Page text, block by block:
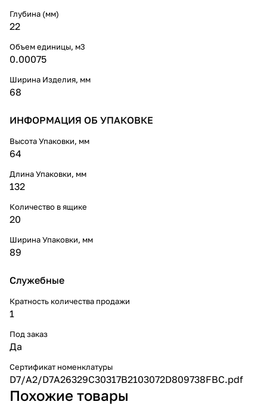
Глубина (мм)
22
Объем единицы, м3
0.00075
Ширина Изделия, мм
68
ИНФОРМАЦИЯ ОБ УПАКОВКЕ
Высота Упаковки, мм
64
Длина Упаковки, мм
132
Количество в ящике
20
Ширина Упаковки, мм
89
Служебные
Кратность количества продажи
1
Под заказ
Да
Сертификат номенклатуры
D7/A2/D7A26329C30317B2103072D809738FBC.pdf
Похожие товары